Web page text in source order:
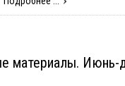
материалы. Июнь-